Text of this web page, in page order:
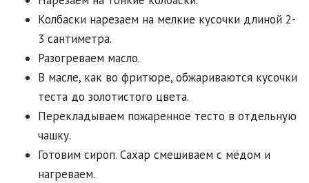
Колбаски нарезаем на мелкие кусочки длиной 2-
3 сантиметра.
Разогреваем масло.
В масле, как во фритюре, обжариваются кусочки
теста до золотистого цвета.
Перекладываем пожаренное тесто в отдельную
чашку.
Готовим сироп. Сахар смешиваем с мёдом и
нагреваем.